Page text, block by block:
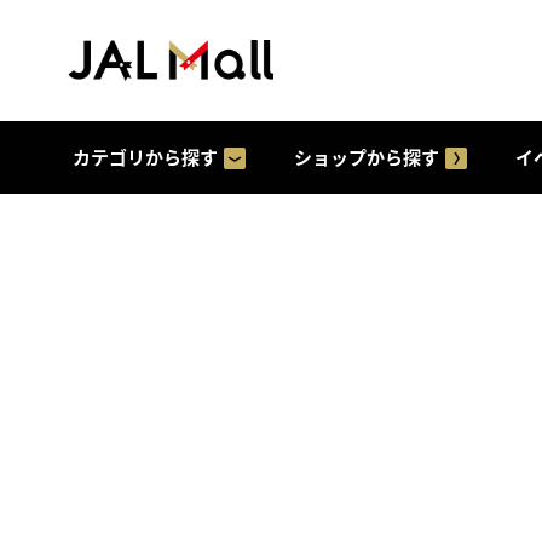
カテゴリから探す ショップから探す イ